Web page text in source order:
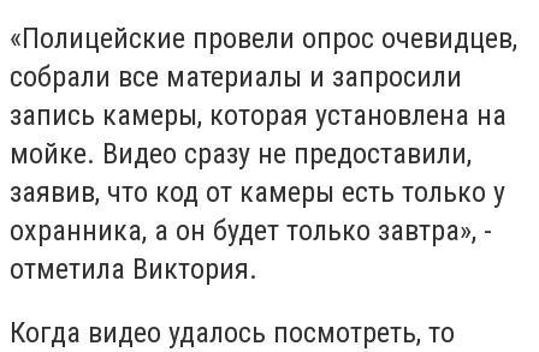
«Полицейские провели опрос очевидцев,
собрали все материалы и запросили
запись камеры, которая установлена на
мойке. Видео сразу не предоставили,
заявив, что код от камеры есть только у
охранника, а он будет только завтра», -
отметила Виктория.
Когда видео удалось посмотреть, то